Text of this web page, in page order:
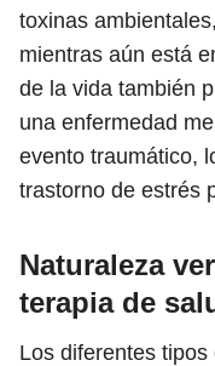
toxinas
mientras aún está
de la vida también
una enfermedad
evento traumático,
trastorno de estrés
Naturaleza
terapia de
Los diferentes tipos